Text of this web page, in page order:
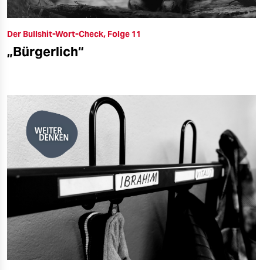
Der Bullshit-Wort-Check, Folge 11
„Bürgerlich“